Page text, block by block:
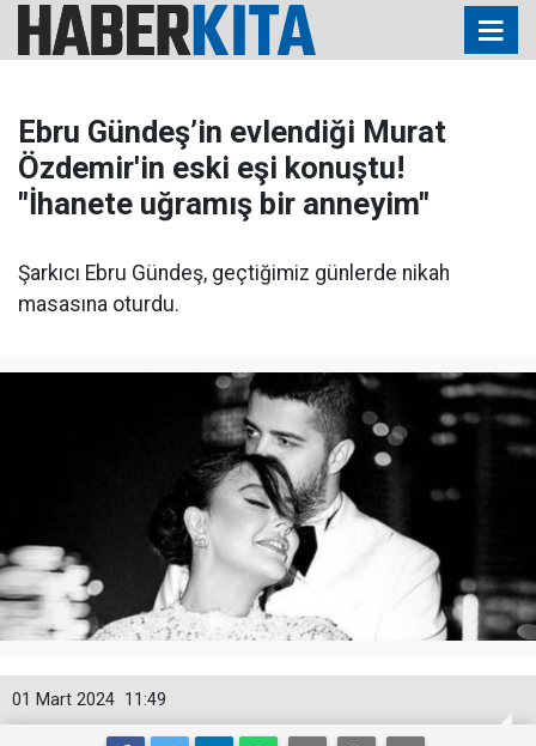
Ebru Gündeş’in evlendiği Murat
Özdemir'in eski eşi konuştu!
"İhanete uğramış bir anneyim"
Şarkıcı Ebru Gündeş, geçtiğimiz günlerde nikah
masasına oturdu.
11:49
01 Mart 2024